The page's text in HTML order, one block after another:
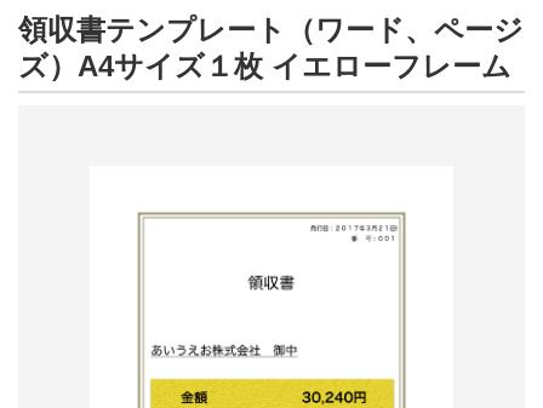
ー
ト
領収書テンプレート（ワード、ページ
ズ）A4サイズ１枚 イエローフレーム